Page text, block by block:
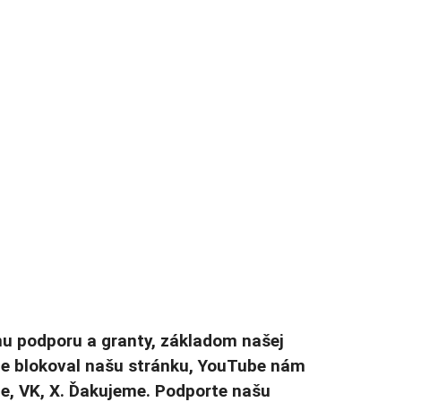
podporu a granty, základom našej
blokoval našu stránku, YouTube nám
VK, X. Ďakujeme. Podporte našu